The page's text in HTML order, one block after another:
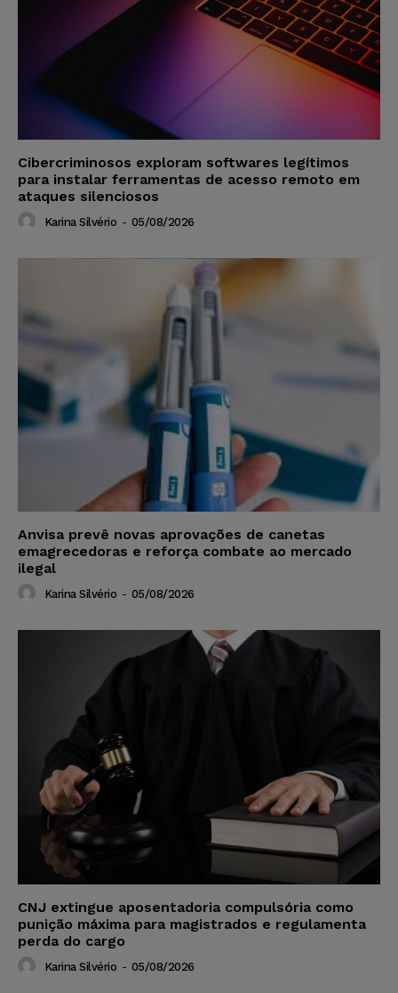
Cibercriminosos exploram softwares legítimos
para instalar ferramentas de acesso remoto em
ataques silenciosos
Karina Silvério - 05/08/2026
Anvisa prevê novas aprovações de canetas
emagrecedoras e reforça combate ao mercado
ilegal
Karina Silvério - 05/08/2026
CNJ extingue aposentadoria compulsória como
punição máxima para magistrados e regulamenta
perda do cargo
Karina Silvério - 05/08/2026